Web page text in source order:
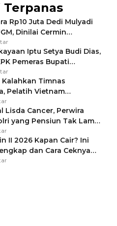
Terpanas
Rp10 Juta Dedi Mulyadi
Dinilai Cermin
Negara Jamin Keamanan
Iptu Setya Budi Dias,
Pemeras Bupati
Timnas
Pelatih Vietnam
Pakai Jimat di Pakansari
Lisda Cancer, Perwira
yang Pensiun Tak Lama
II 2026 Kapan Cair? Ini
dan Cara Ceknya
Tidak Hangus!